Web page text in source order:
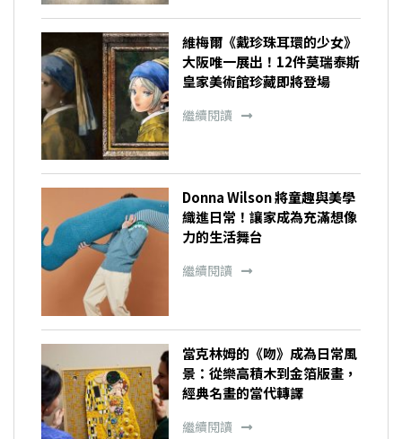
維梅爾《戴珍珠耳環的少女》
大阪唯一展出！12件莫瑞泰斯
皇家美術館珍藏即將登場
繼續閱讀
Donna Wilson 將童趣與美學
織進日常！讓家成為充滿想像
力的生活舞台
繼續閱讀
當克林姆的《吻》成為日常風
景：從樂高積木到金箔版畫，
經典名畫的當代轉譯
繼續閱讀